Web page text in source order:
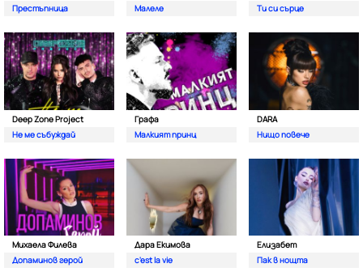
Престъпница
Малеле
Ти си сърце
Deep Zone Project
Не ме събуждай
Графа
Малкият принц
DARA
Нищо повече
Михаела Филева
Допаминов герой
Дара Екимова
c'est la vie
Елизабет
Пак в нощта